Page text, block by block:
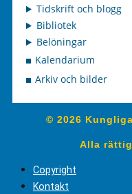
Tidskrift och blogg
Bibliotek
Belöningar
Kalendarium
Arkiv och bilder
© 2026
Alla
Copyright
Kontakt